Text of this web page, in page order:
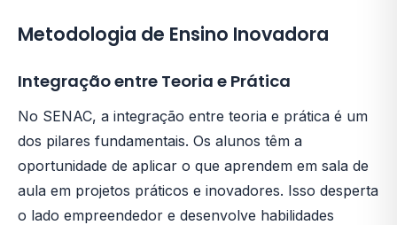
Metodologia de Ensino Inovadora
Integração entre Teoria e Prática
No SENAC, a integração entre teoria e prática é um
dos pilares fundamentais. Os alunos têm a
oportunidade de aplicar o que aprendem em sala de
aula em projetos práticos e inovadores. Isso desperta
o lado empreendedor e desenvolve habilidades